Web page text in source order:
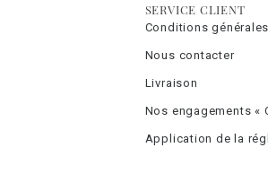
SERVICE CLIENT
Conditions
Nous contacter
Livraison
Nos engagements «
Application de la